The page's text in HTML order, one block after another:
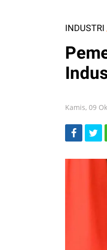
INDUSTRI
Kamis, 09